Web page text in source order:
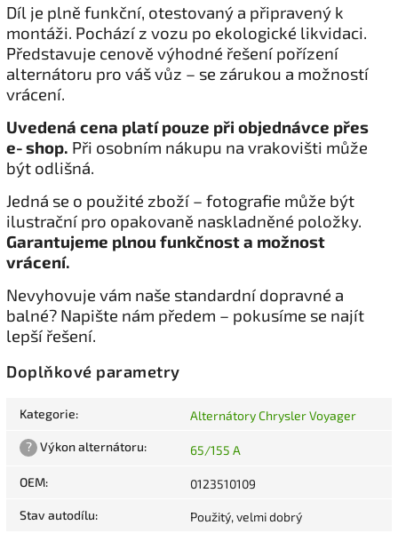
Díl je plně funkční, otestovaný a připravený k
montáži. Pochází z vozu po ekologické likvidaci.
Představuje cenově výhodné řešení pořízení
alternátoru pro váš vůz – se zárukou a možností
vrácení.
Uvedená cena platí pouze při objednávce přes
e‑shop. Při osobním nákupu na vrakovišti může
být odlišná.
Jedná se o použité zboží – fotografie může být
ilustrační pro opakovaně naskladněné položky.
Garantujeme plnou funkčnost a možnost
vrácení.
Nevyhovuje vám naše standardní dopravné a
balné? Napište nám předem – pokusíme se najít
lepší řešení.
Doplňkové parametry
Kategorie: Alternátory Chrysler Voyager
? Výkon alternátoru: 65/155 A
OEM: 0123510109
Stav autodílu: Použitý, velmi dobrý